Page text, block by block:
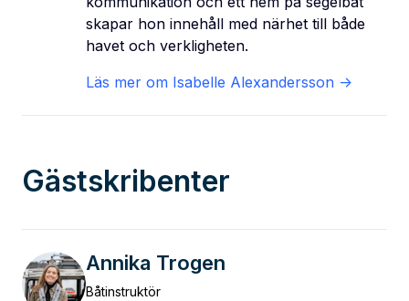
skapar hon innehåll med närhet till både
havet och verkligheten.
Läs mer om Isabelle Alexandersson ->
Gästskribenter
Annika Trogen
Båtinstruktör